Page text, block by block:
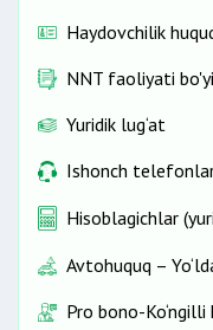
Haydovchilik
NNT faoliyati
Yuridik lug‘at
Ishonch
Hisoblagichlar
Avtohuquq –
Pro bono-Ko‘ngilli